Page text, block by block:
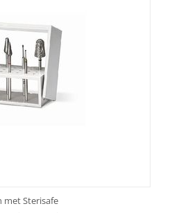
met Sterisafe